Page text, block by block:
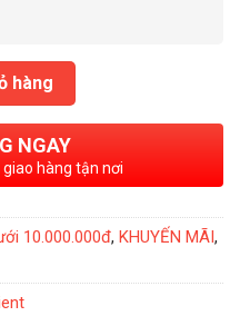
số lượng
hàng
NGAY
giao hàng tận nơi
10.000.000đ, KHUYẾN MÃI,